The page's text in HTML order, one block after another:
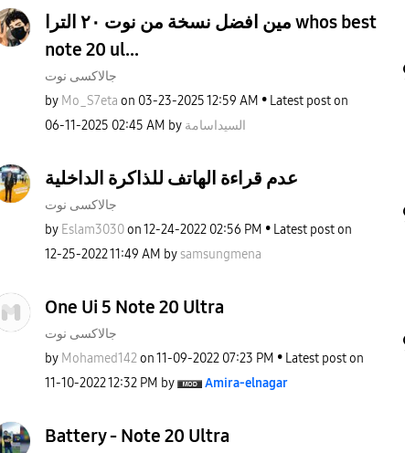
مين افضل نسخة من نوت ٢٠ الترا whos best
note 20 ul...
جالاكسى نوت
by Mo_S7eta on ‎03-23-202512:59 AM
Latest post on
‎06-11-2025 02:45 AM by السيداسامة
عدم قراءة الهاتف للذاكرة الداخلية
جالاكسى نوت
by Eslam3030 on‎12-24-2022 02:56 PM
Latest post on
‎12-25-202211:49 AM bysamsungmena
One Ui 5 Note 20 Ultra
جالاكسى نوت
by Mohamed142 on‎11-09-2022 07:23 PM
Latest post on
‎11-10-202212:32 PM by Amira-elnagar
Battery - Note 20 Ultra